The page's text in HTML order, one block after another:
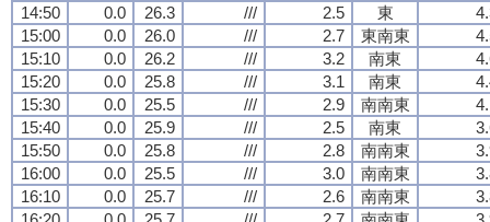
14:50 0.0 26.3 /// 2.5 東
15:00
0.0 26.0 /// 2.7 東南東
15:10
0.0 26.2 /// 3.2 南東
15:20
0.0 25.8 /// 3.1 南東
15:30
0.0 25.5 /// 2.9 南南東
15:40
0.0 25.9 /// 2.5 南東
15:50
0.0 25.8 /// 2.8 南南東
16:00
0.0 25.5 /// 3.0 南南東
16:10
0.0 25.7 /// 2.6 南南東